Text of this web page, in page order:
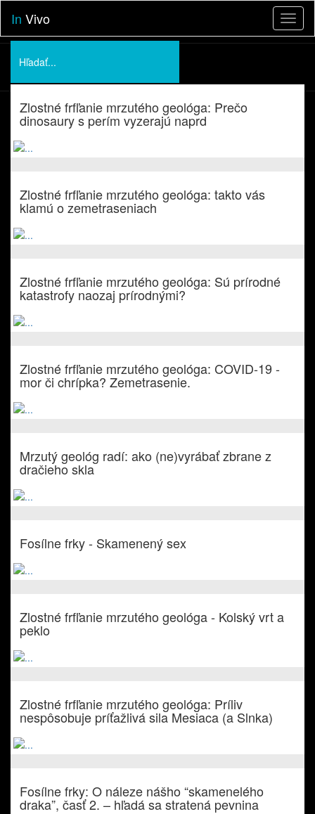
In Vivo
Podporte nás
O nás
Zlostné frfľanie mrzutého geológa: Prečo
dinosaury s perím vyzerajú naprd
Zlostné frfľanie mrzutého geológa: takto vás
klamú o zemetraseniach
Zlostné frfľanie mrzutého geológa: Sú prírodné
katastrofy naozaj prírodnými?
Zlostné frfľanie mrzutého geológa: COVID-19 -
mor či chrípka? Zemetrasenie.
Mrzutý geológ radí: ako (ne)vyrábať zbrane z
dračieho skla
Fosílne frky - Skamenený sex
Zlostné frfľanie mrzutého geológa - Kolský vrt a
peklo
Zlostné frfľanie mrzutého geológa: Príliv
nespôsobuje príťažlivá sila Mesiaca (a Slnka)
Fosílne frky: O náleze nášho “skamenelého
draka”, časť 2. – hľadá sa stratená pevnina